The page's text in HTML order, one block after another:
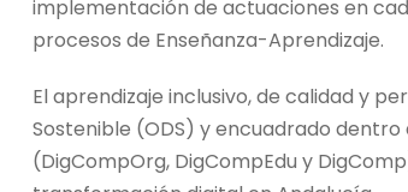
implementación de actuaciones en
procesos de Enseñanza-Aprendizaje.
El aprendizaje inclusivo, de calidad y
Sostenible (ODS) y encuadrado
(DigCompOrg, DigCompEdu y